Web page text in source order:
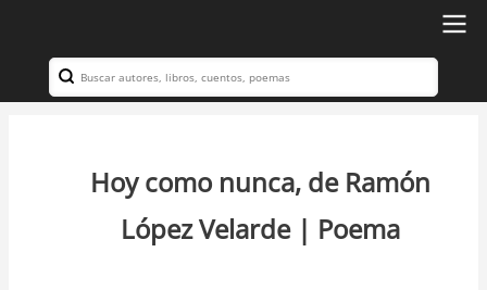
contenido
principal
Navegación
Search
Hoy como nunca, de Ramón
López Velarde | Poema